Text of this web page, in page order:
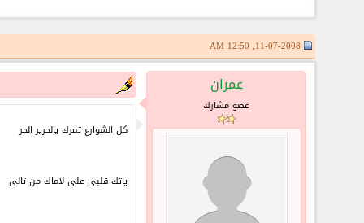
عمران
عضو مشارك
كل الشوارع تمرك يالحرير الحر
ياتك قلبى على لاماك من تالى